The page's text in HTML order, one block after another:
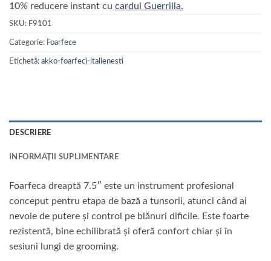
10% reducere instant cu cardul Guerrilla.
SKU: F9101
Categorie: Foarfece
Etichetă: akko-foarfeci-italienesti
DESCRIERE
INFORMAȚII SUPLIMENTARE
Foarfeca dreaptă 7.5″ este un instrument profesional
conceput pentru etapa de bază a tunsorii, atunci când ai
nevoie de putere și control pe blănuri dificile. Este foarte
rezistentă, bine echilibrată și oferă confort chiar și în
sesiuni lungi de grooming.